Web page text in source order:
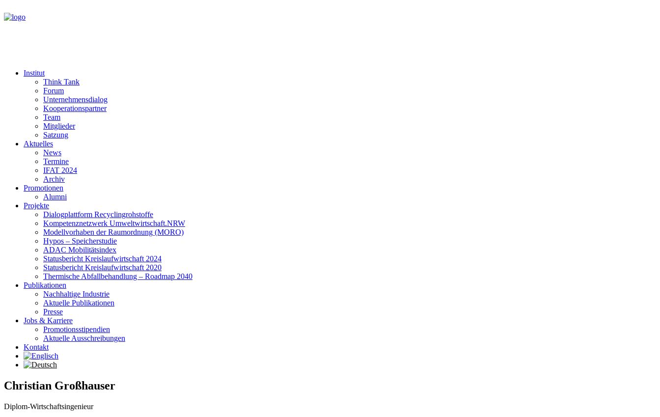
Institut
Think Tank
Forum
Unternehmensdialog
Kooperationspartner
Team
Mitglieder
Satzung
Aktuelles
News
Termine
IFAT 2024
Archiv
Promotionen
Alumni
Projekte
Dialogplattform Recyclingrohstoffe
Kompetenznetzwerk Umweltwirtschaft.NRW
Modellvorhaben der Raumordnung (MORO)
Hypos – Speicherstudie
ADAC Mobilitätsindex
Statusbericht Kreislaufwirtschaft 2024
Statusbericht Kreislaufwirtschaft 2020
Thermische Abfallbehandlung – Roadmap 2040
Publikationen
Nachhaltige Industrie
Aktuelle Publikationen
Presse
Jobs & Karriere
Promotionsstipendien
Aktuelle Ausschreibungen
Kontakt
Christian Großhauser
Diplom-Wirtschaftsingenieur